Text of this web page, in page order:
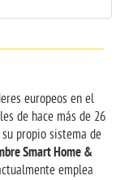
europeos en el
de hace más de 26
propio sistema de
Smart Home &
emplea